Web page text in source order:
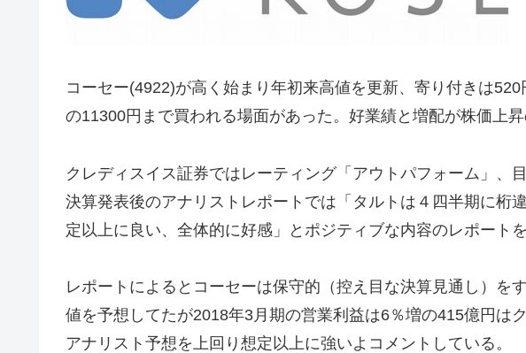
コーセー(4922)が高く始まり年初来高値を更新、寄り付きは
の11300円まで買われる場面があった。好業績と増配が株価上昇
クレディスイス証券ではレーティング「アウトパフォーム」、
決算発表後のアナリストレポートでは「タルトは４四半期に桁
定以上に良い、全体的に好感」とポジティブな内容のレポート
レポートによるとコーセーは保守的（控え目な決算見通し）を
値を予想してたが2018年3月期の営業利益は6％増の415億円は
アナリスト予想を上回り想定以上に強いよコメントしている。